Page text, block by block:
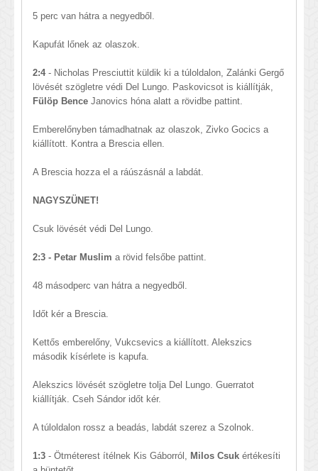
5 perc van hátra a negyedből.
Kapufát lőnek az olaszok.
2:4- Nicholas Presciuttit küldik ki a túloldalon, Zalánki Gergő
lövését szögletre védi Del Lungo. Paskovicsot is kiállítják,
Fülöp Bence Janovics hóna alatt a rövidbe pattint.
Emberelőnyben támadhatnak az olaszok, Zivko Gocics a
kiállított. Kontra a Brescia ellen.
A Brescia hozza el a ráúszásnál a labdát.
NAGYSZÜNET!
Csuk lövését védi Del Lungo.
2:3 - Petar Muslim a rövid felsőbe pattint.
48 másodperc van hátra a negyedből.
Időt kér a Brescia.
Kettős emberelőny, Vukcsevics a kiállított. Alekszics
második kísérlete is kapufa.
Alekszics lövését szögletre tolja Del Lungo. Guerratot
kiállítják. Cseh Sándor időt kér.
A túloldalon rossz a beadás, labdát szerez a Szolnok.
1:3 - Ötméterest ítélnek Kis Gáborról, Milos Csuk értékesíti